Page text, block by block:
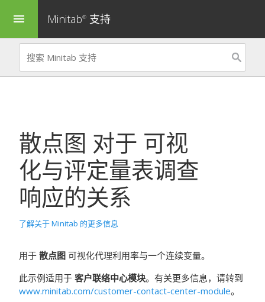
menu Minitab® 支持
散点图 对于 可视
化与评定量表调查
响应的关系
了解关于 Minitab 的更多信息
用于 散点图 可视化代理利用率与一个连续变量。
此示例适用于 客户联络中心模块。有关更多信息，请转到
www.minitab.com/customer-contact-center-module。